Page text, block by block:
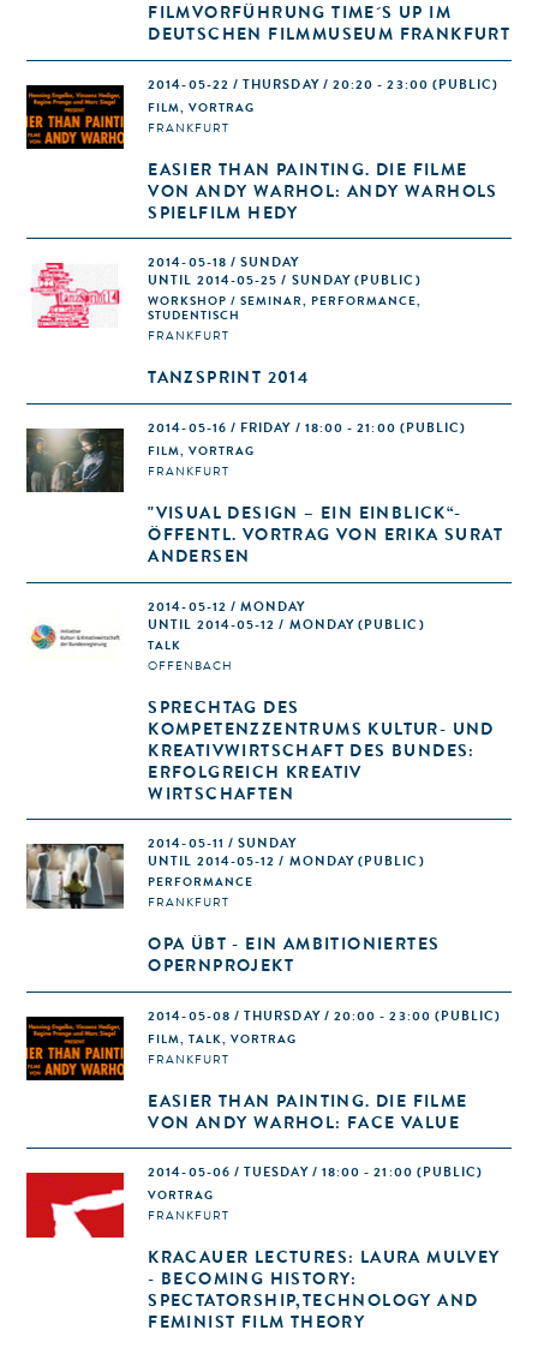
FILMVORFÜHRUNG TIME´S UP IM
DEUTSCHEN FILMMUSEUM FRANKFURT
2014-05-22 / THURSDAY / 20:20 - 23:00 (PUBLIC)
FILM, VORTRAG
FRANKFURT
EASIER THAN PAINTING. DIE FILME
VON ANDY WARHOL: ANDY WARHOLS
SPIELFILM HEDY
2014-05-18 / SUNDAY
UNTIL 2014-05-25 / SUNDAY (PUBLIC)
WORKSHOP / SEMINAR, PERFORMANCE,
STUDENTISCH
FRANKFURT
TANZSPRINT 2014
2014-05-16 / FRIDAY / 18:00 - 21:00 (PUBLIC)
FILM, VORTRAG
FRANKFURT
"VISUAL DESIGN – EIN EINBLICK“-
ÖFFENTL. VORTRAG VON ERIKA SURAT
ANDERSEN
2014-05-12 / MONDAY
UNTIL 2014-05-12 / MONDAY (PUBLIC)
TALK
OFFENBACH
SPRECHTAG DES
KOMPETENZZENTRUMS KULTUR- UND
KREATIVWIRTSCHAFT DES BUNDES:
ERFOLGREICH KREATIV
WIRTSCHAFTEN
2014-05-11 / SUNDAY
UNTIL 2014-05-12 / MONDAY (PUBLIC)
PERFORMANCE
FRANKFURT
OPA ÜBT - EIN AMBITIONIERTES
OPERNPROJEKT
2014-05-08 / THURSDAY / 20:00 - 23:00 (PUBLIC)
FILM, TALK, VORTRAG
FRANKFURT
EASIER THAN PAINTING. DIE FILME
VON ANDY WARHOL: FACE VALUE
2014-05-06 / TUESDAY / 18:00 - 21:00 (PUBLIC)
VORTRAG
FRANKFURT
KRACAUER LECTURES: LAURA MULVEY
- BECOMING HISTORY:
SPECTATORSHIP,TECHNOLOGY AND
FEMINIST FILM THEORY